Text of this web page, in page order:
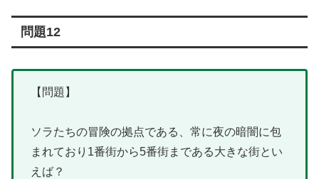
問題12
【問題】
ソラたちの冒険の拠点である、常に夜の暗闇に包
まれており1番街から5番街まである大きな街とい
えば？